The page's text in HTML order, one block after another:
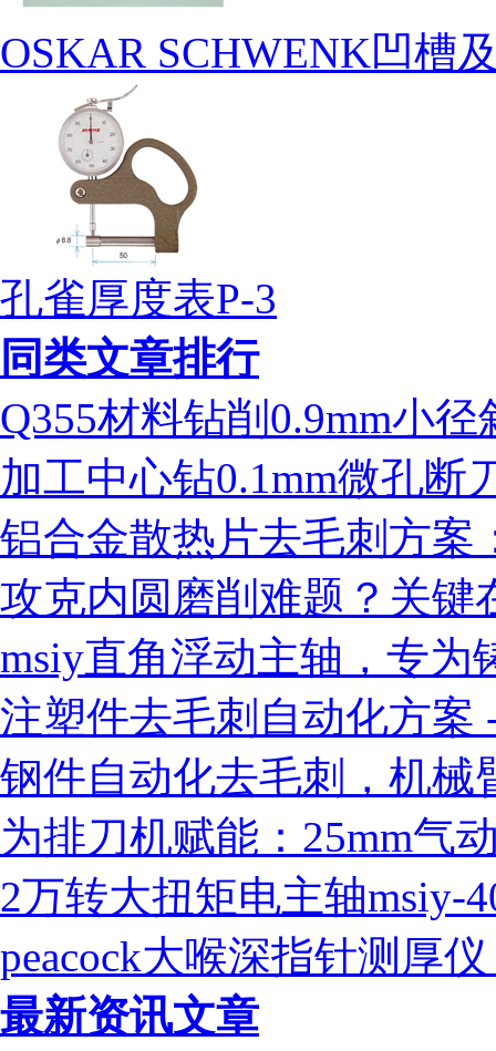
OSKAR SCHWENK凹槽
孔雀厚度表P-3
同类文章排行
Q355材料钻削0.9mm小
加工中心钻0.1mm微孔断
铝合金散热片去毛刺方案
攻克内圆磨削难题？关键
msiy直角浮动主轴，专为
注塑件去毛刺自动化方案
钢件自动化去毛刺，机械
为排刀机赋能：25mm气
2万转大扭矩电主轴msiy-
peacock大喉深指针测厚
最新资讯文章